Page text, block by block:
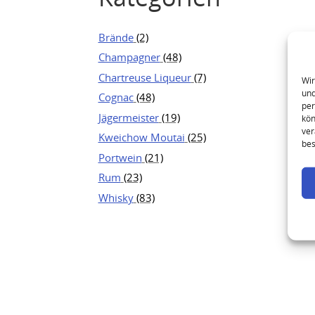
Brände (2)
Champagner (48)
Chartreuse Liqueur (7)
Cognac (48)
Jägermeister (19)
Kweichow Moutai (25)
Portwein (21)
Rum (23)
Whisky (83)